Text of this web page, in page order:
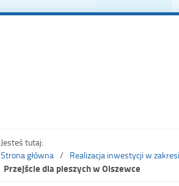
Jesteś tutaj:
Strona główna
Realizacja inwestycji w
Przejście dla pieszych w Olszewce